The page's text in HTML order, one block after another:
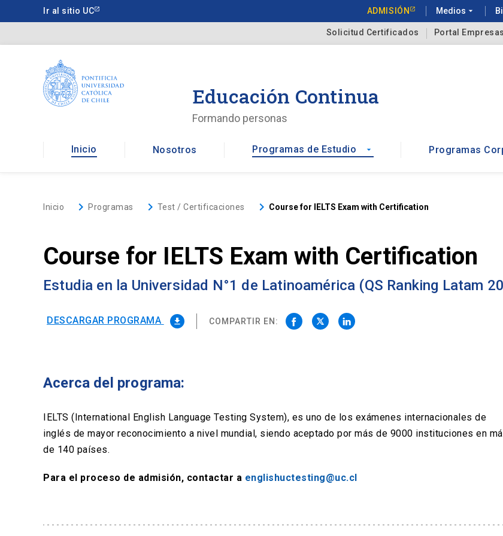
a
Ir al sitio UC ADMISIÓN Medios arrow_drop_down
Solicitud Certificados Portal Empresas
Educación Continua
Formando personas
Inicio Nosotros Programas de Estudio arrow_drop_down Programas
Inicio keyboard_arrow_rightProgramas keyboard_arrow_right Test / Certificaciones keyboard_arrow_right Course for IELTS Exam with Certification
Course for IELTS Exam with Certification
Estudia en la Universidad N°1 de Latinoamérica (QS Ranking Latam
DESCARGAR PROGRAMA file_download COMPARTIR EN:
Acerca del programa:
IELTS (International English Language Testing System), es uno de los exámenes internacionales de
inglés de mayor reconocimiento a nivel mundial, siendo aceptado por más de 9000 instituciones en
de 140 países.
Para el proceso de admisión, contactar a englishuctesting@uc.cl